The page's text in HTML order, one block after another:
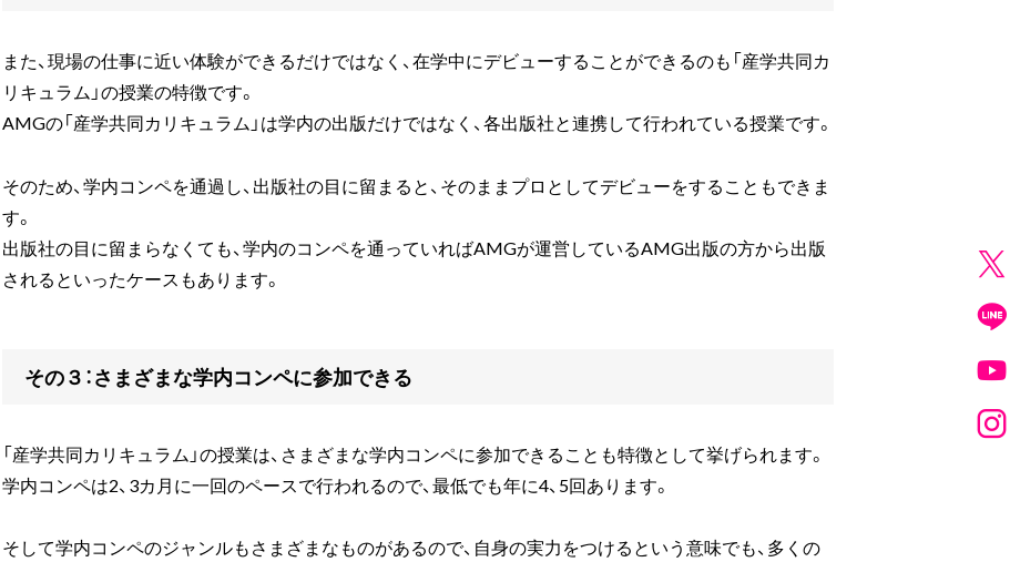
また、現場の仕事に近い体験ができるだけではなく、在学中にデビューすることができるのも「産学共同カ
リキュラム」の授業の特徴です。
AMGの「産学共同カリキュラム」は学内の出版だけではなく、各出版社と連携して行われている授業です。
そのため、学内コンペを通過し、出版社の目に留まると、そのままプロとしてデビューをすることもできま
す。
出版社の目に留まらなくても、学内のコンペを通っていればAMGが運営しているAMG出版の方から出版
されるといったケースもあります。
その３：さまざまな学内コンペに参加できる
「産学共同カリキュラム」の授業は、さまざまな学内コンペに参加できることも特徴として挙げられます。
学内コンペは2、3カ月に一回のペースで行われるので、最低でも年に4、5回あります。
そして学内コンペのジャンルもさまざまなものがあるので、自身の実力をつけるという意味でも、多くの